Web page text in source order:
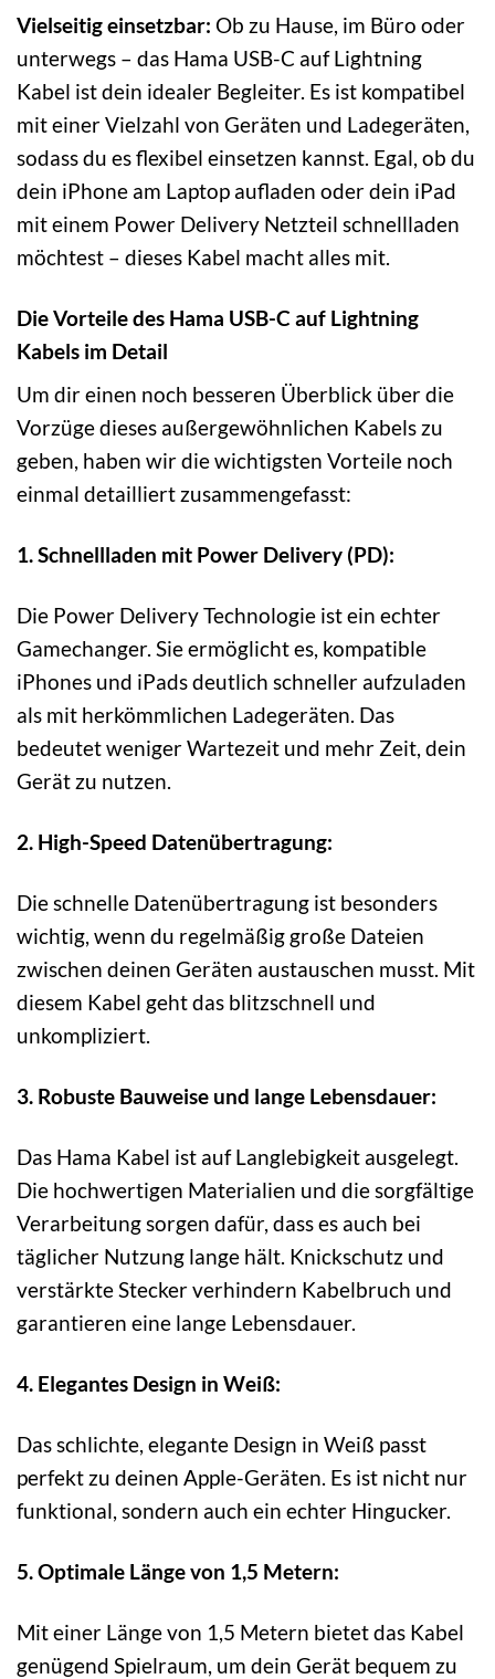
Vielseitig einsetzbar: Ob zu Hause, im Büro oder
unterwegs – das Hama USB-C auf Lightning
Kabel ist dein idealer Begleiter. Es ist kompatibel
mit einer Vielzahl von Geräten und Ladegeräten,
sodass du es flexibel einsetzen kannst. Egal, ob du
dein iPhone am Laptop aufladen oder dein iPad
mit einem Power Delivery Netzteil schnellladen
möchtest – dieses Kabel macht alles mit.
Die Vorteile des Hama USB-C auf Lightning
Kabels im Detail
Um dir einen noch besseren Überblick über die
Vorzüge dieses außergewöhnlichen Kabels zu
geben, haben wir die wichtigsten Vorteile noch
einmal detailliert zusammengefasst:
1. Schnellladen mit Power Delivery (PD):
Die Power Delivery Technologie ist ein echter
Gamechanger. Sie ermöglicht es, kompatible
iPhones und iPads deutlich schneller aufzuladen
als mit herkömmlichen Ladegeräten. Das
bedeutet weniger Wartezeit und mehr Zeit, dein
Gerät zu nutzen.
2. High-Speed Datenübertragung:
Die schnelle Datenübertragung ist besonders
wichtig, wenn du regelmäßig große Dateien
zwischen deinen Geräten austauschen musst. Mit
diesem Kabel geht das blitzschnell und
unkompliziert.
3. Robuste Bauweise und lange Lebensdauer:
Das Hama Kabel ist auf Langlebigkeit ausgelegt.
Die hochwertigen Materialien und die sorgfältige
Verarbeitung sorgen dafür, dass es auch bei
täglicher Nutzung lange hält. Knickschutz und
verstärkte Stecker verhindern Kabelbruch und
garantieren eine lange Lebensdauer.
4. Elegantes Design in Weiß:
Das schlichte, elegante Design in Weiß passt
perfekt zu deinen Apple-Geräten. Es ist nicht nur
funktional, sondern auch ein echter Hingucker.
5. Optimale Länge von 1,5 Metern:
Mit einer Länge von 1,5 Metern bietet das Kabel
genügend Spielraum, um dein Gerät bequem zu